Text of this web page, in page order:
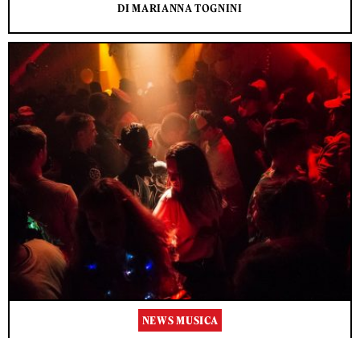
DI MARIANNA TOGNINI
NEWS MUSICA